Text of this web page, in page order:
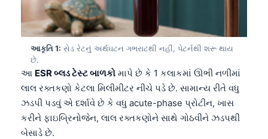
આકૃતિ 1: સેડ રેટનું અર્થઘટન ગભરાટથી નહીં, પેટર્નથી શરૂ થાય
છે.
આ ESR બ્લડ ટેસ્ટ બાળકો માપે છે કે 1 કલાકમાં ઊભી નળીમાં
લાલ રક્તકણો કેટલા મિલીમીટર નીચે પડે છે. સામાન્ય રીતે વધુ
ઝડપી પડવું એ દર્શાવે છે કે વધુ acute-phase પ્રોટીન, ખાસ
કરીને ફાઇબ્રિનોજેન, લાલ રક્તકણોને સાથે ગોઠવીને ઝડપથી
બેસાડે છે.